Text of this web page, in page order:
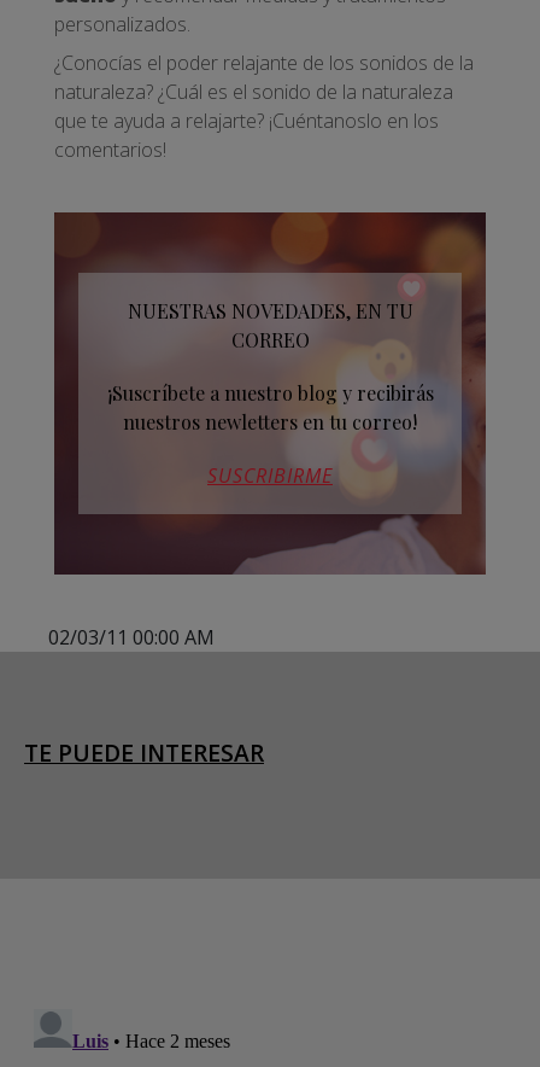
personalizados.
¿Conocías el poder relajante de los sonidos de la
naturaleza? ¿Cuál es el sonido de la naturaleza
que te ayuda a relajarte? ¡Cuéntanoslo en los
comentarios!
NUESTRAS NOVEDADES, EN TU
CORREO
¡Suscríbete a nuestro blog y recibirás
nuestros newletters en tu correo!
SUSCRIBIRME
02/03/11 00:00 AM
TE PUEDE INTERESAR